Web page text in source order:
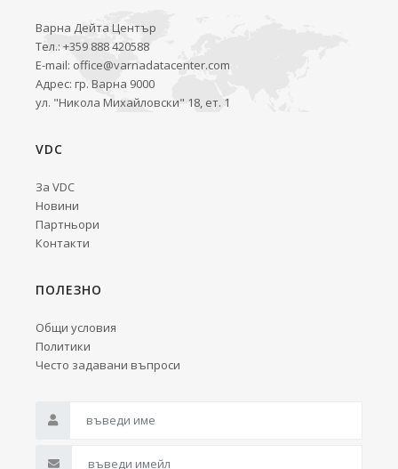
Варна Дейта Център
Тел.: +359 888 420588
E-mail: office@varnadatacenter.com
Адрес: гр. Варна 9000
ул. "Никола Михайловски" 18, ет. 1
VDC
За VDC
Новини
Партньори
Контакти
ПОЛЕЗНО
Общи условия
Политики
Често задавани въпроси